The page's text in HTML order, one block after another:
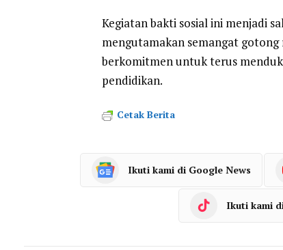
Kegiatan bakti sosial ini menjadi
mengutamakan semangat gotong
berkomitmen untuk terus
pendidikan.
Cetak Berita
Ikuti kami di Google News
Ikuti kami